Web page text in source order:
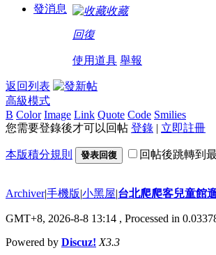
發消息
收藏
回復
使用道具 舉報
返回列表
高級模式
B Color Image Link Quote Code Smilies
您需要登錄後才可以回帖 登錄 | 立即註冊
本版積分規則 發表回復 回帖後跳轉到
Archiver|手機版|小黑屋|台北爬爬客兒童館
GMT+8, 2026-8-8 13:14 , Processed in
Powered by Discuz! X3.3